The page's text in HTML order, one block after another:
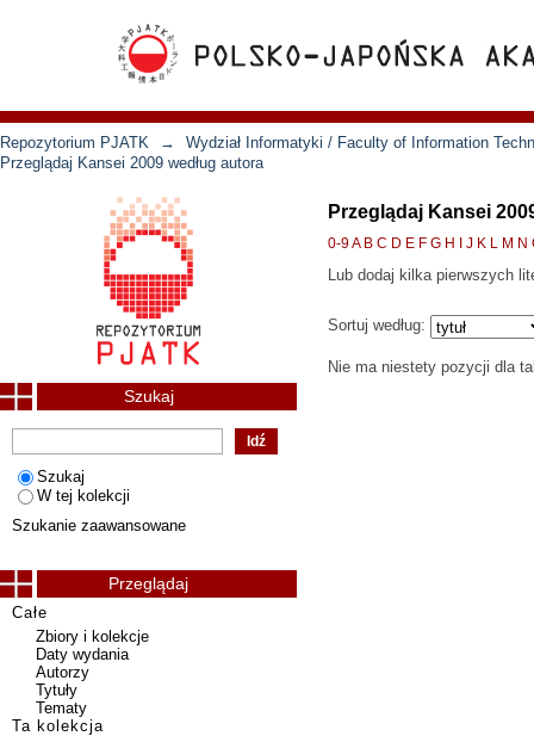
Repozytorium PJATK →
Wydział Informatyki / Faculty of Information
Przeglądaj Kansei 2009 według autora
Przeglądaj Kansei
0-9A B C D E F G H J K L M N
Lub dodaj kilka pierwszych
Sortuj według:
Nie ma niestety pozycji dla
Szukaj
Szukaj
W tej kolekcji
Szukanie zaawansowane
Przeglądaj
Całe
Zbiory i kolekcje
Daty wydania
Autorzy
Tytuły
Tematy
Ta kolekcja